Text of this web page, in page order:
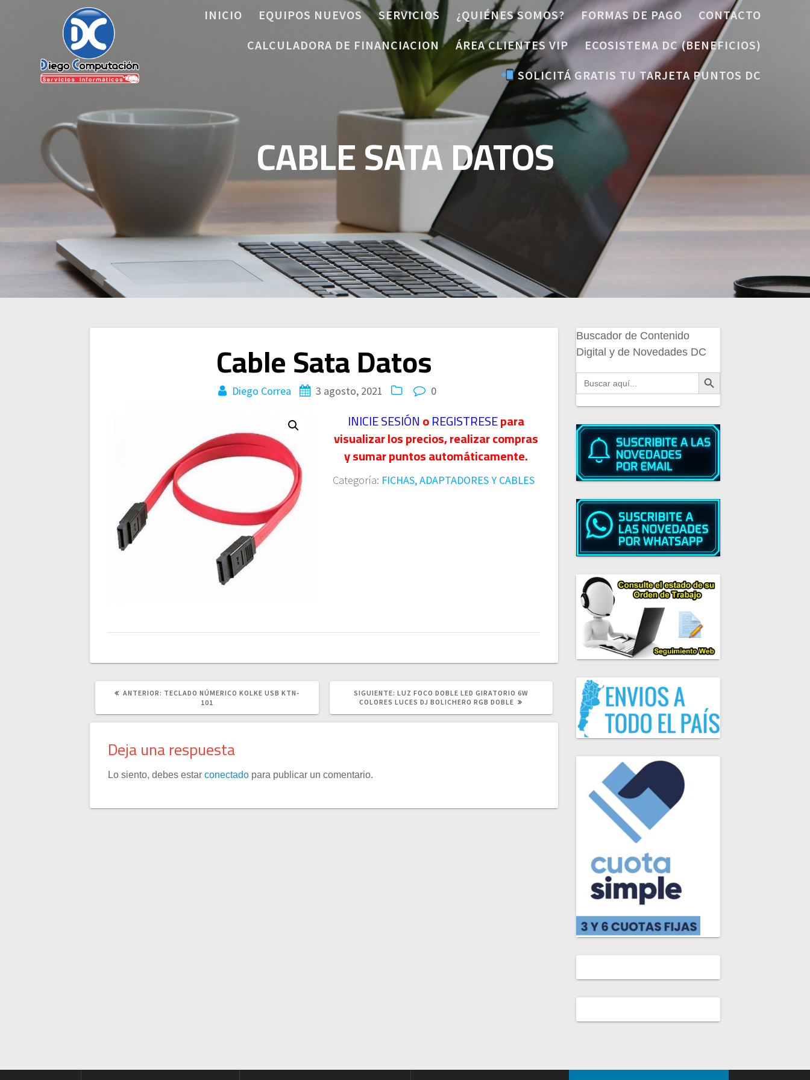
INICIO EQUIPOS NUEVOS SERVICIOS ¿QUIÉNES SOMOS? FORMAS DE PAGO
CONTACTO
CALCULADORA DE FINANCIACION
ÁREA CLIENTES VIP
ECOSISTEMA DC (BENEFICIOS)
SOLICITÁ GRATIS TU TARJETA PUNTOS DC
CABLE SATA DATOS
Cable Sata Datos
Diego Correa 3 agosto, 2021 0
INICIE SESIÓNoREGISTRESEpara
visualizar los precios, realizar compras
y sumar puntos automáticamente.
Categoría: FICHAS, ADAPTADORES Y CABLES
Navegación
ANTERIOR: POST
ANTERIOR:
TECLADO NÚMERICO KOLKE USB KTN-
101
SIGUIENTE: SIGUIENTE
POST:
LUZ FOCO DOBLE LED GIRATORIO 6W
COLORES LUCES DJ BOLICHERO RGB DOBLE
Deja una respuesta
Lo siento, debes estarconectado para publicar un comentario.
Buscador de Contenido
Digital y de Novedades DC
Buscar: Botón de búsqueda